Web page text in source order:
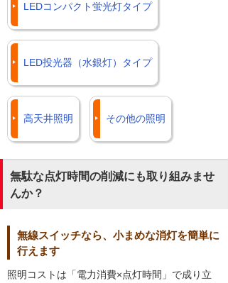
LEDコンパクト蛍光灯タイプ
LED投光器（水銀灯）タイプ
高天井照明 その他の照明
無駄な点灯時間の削減にも取り組みませ
んか？
無線スイッチなら、小まめな消灯を簡単に
行えます
照明コストは「電力消費×点灯時間」で成り立